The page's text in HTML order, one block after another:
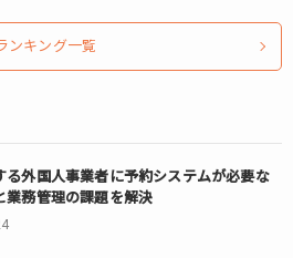
ンキング一覧
る外国人事業者に予約システムが必要な
業務管理の課題を解決